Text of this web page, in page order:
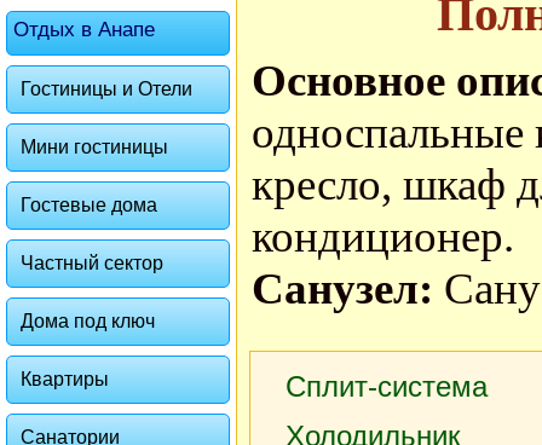
Отдых в Анапе
Гостиницы и Отели
Мини гостиницы
Гостевые дома
Частный сектор
Дома под ключ
Квартиры
Санатории
Основное
односпальные
кресло, шкаф
кондиционер.
Санузел:
Сплит-система
Холодильник